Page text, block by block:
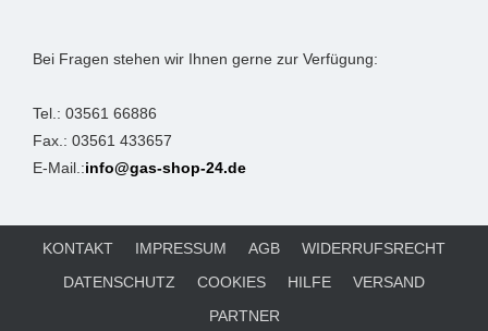
Bei Fragen stehen wir Ihnen gerne zur Verfügung:
Tel.: 03561 66886
Fax.: 03561 433657
E-Mail.:info@gas-shop-24.de
KONTAKT IMPRESSUM AGB
WIDERRUFSRECHT
DATENSCHUTZ
COOKIES HILFE
VERSAND
PARTNER